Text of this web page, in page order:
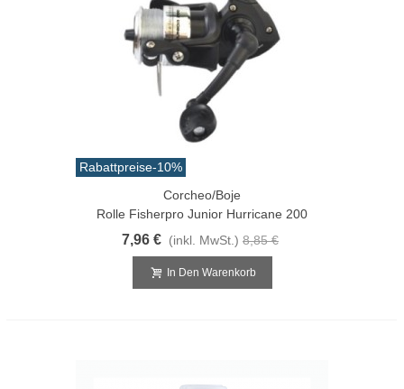
Rabattpreise-10%
Corcheo/Boje
Rolle Fisherpro Junior Hurricane 200
7,96 € (inkl. MwSt.) 8,85 €
In Den Warenkorb